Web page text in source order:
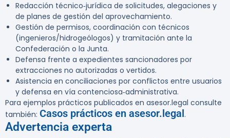
Redacción técnico‑jurídica de solicitudes, alegaciones y
de planes de gestión del aprovechamiento.
Gestión de permisos, coordinación con técnicos
(ingenieros/hidrogeólogos) y tramitación ante la
Confederación o la Junta.
Defensa frente a expedientes sancionadores por
extracciones no autorizadas o vertidos.
Asistencia en conciliaciones por conflictos entre usuarios
y defensa en vía contenciosa‑administrativa.
Para ejemplos prácticos publicados en asesor.legal consulte
también: Casos prácticos en asesor.legal.
Advertencia experta